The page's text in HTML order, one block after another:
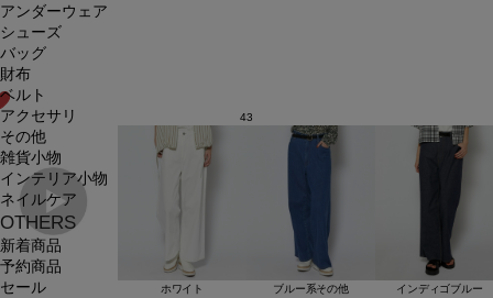
アンダーウェア
シューズ
バッグ
財布
ベルト
アクセサリ
その他
雑貨小物
インテリア小物
ネイルケア
OTHERS
新着商品
予約商品
セール
43
ホワイト ブルー系その他 インディゴブルー